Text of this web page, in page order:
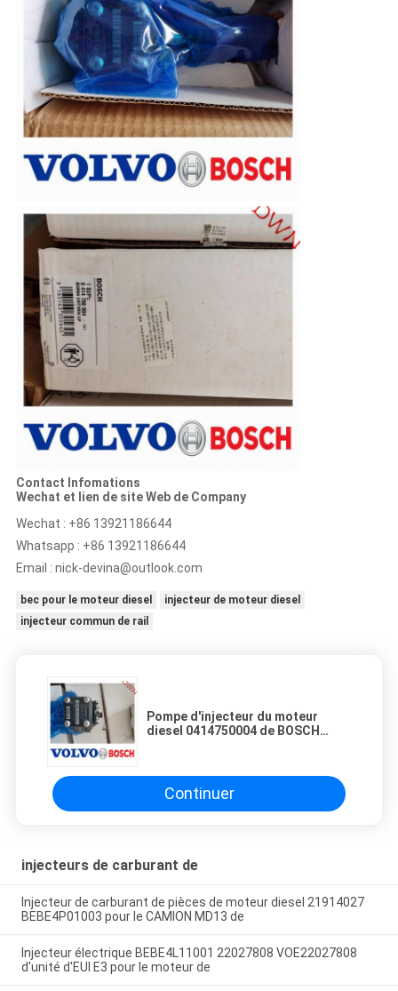
Contact Infomations
Wechat et lien de site Web de Company
Wechat : +86 13921186644
Whatsapp : +86 13921186644
Email : nick-devina@outlook.com
bec pour le moteur diesel
injecteur de moteur diesel
injecteur commun de rail
Pompe d'injecteur du moteur
diesel 0414750004 de BOSCH
EC290.
Continuer
injecteurs de carburant de
Injecteur de carburant de pièces de moteur diesel 21914027
BEBE4P01003 pour le CAMION MD13 de
Injecteur électrique BEBE4L11001 22027808 VOE22027808
d'unité d'EUI E3 pour le moteur de